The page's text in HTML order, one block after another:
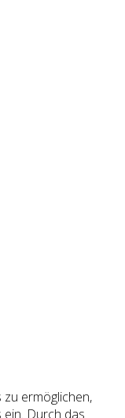
zu ermöglichen,
Durch das